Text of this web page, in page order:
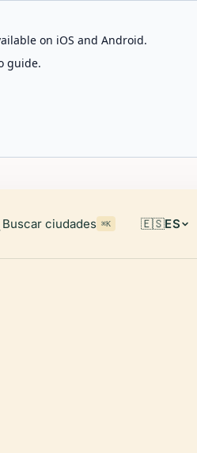
on iOS and Android.
guide.
Buscar ciudades ⌘K 🇪🇸ES